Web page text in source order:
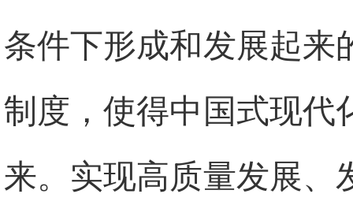
条件下形成和发展起来
制度，使得中国式现代
来。实现高质量发展、